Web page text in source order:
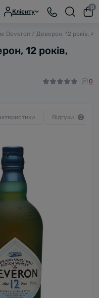
Клієнту
0
Deveron / Деверон, 12 років,
12 років,
0
Відгуки 0